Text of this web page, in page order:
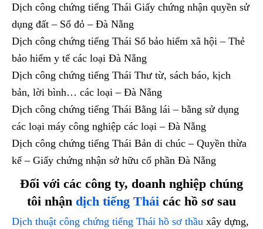
Dịch công chứng tiếng Thái Giấy chứng nhận quyền sử
dụng đất – Sổ đỏ – Đà Nẵng
Dịch công chứng tiếng Thái Sổ bảo hiểm xã hội – Thẻ
bảo hiểm y tế các loại Đà Nẵng
Dịch công chứng tiếng Thái Thư từ, sách báo, kịch
bản, lời bình… các loại – Đà Nẵng
Dịch công chứng tiếng Thái Bằng lái – bằng sử dụng
các loại máy công nghiệp các loại – Đà Nẵng
Dịch công chứng tiếng Thái Bản di chúc – Quyền thừa
kế – Giấy chứng nhận sở hữu cổ phần Đà Nẵng
Đối với các công ty, doanh nghiệp chúng
tôi nhận dịch tiếng Thái các hồ sơ sau
Dịch thuật công chứng tiếng Thái hồ sơ thầu xây dựng,